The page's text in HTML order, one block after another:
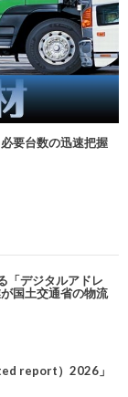
要台数の迅速把握
「デジタルアドレ
国土交通省の物流
report）2026」